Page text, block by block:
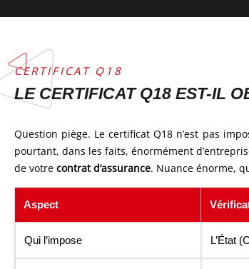
CERTIFICAT Q18
LE CERTIFICAT Q18 EST-IL
Question piège. Le certificat Q18 n’est pas
pourtant, dans les faits, énormément
de votre contrat d’assurance. Nuance énorme,
Aspect
Qui l’impose L’État